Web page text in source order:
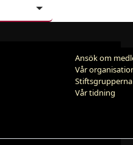
Ansök om
Vår
Stiftsgrupperna
Vår tidning